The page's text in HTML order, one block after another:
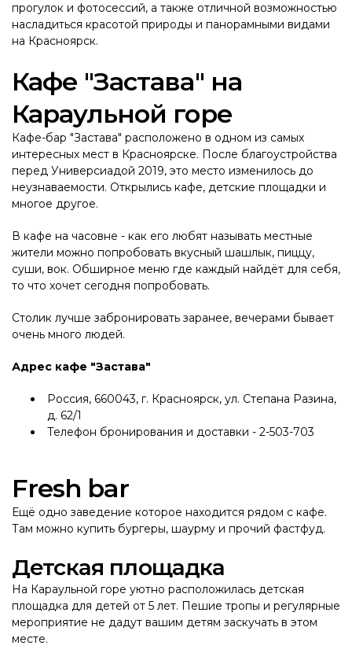
прогулок и фотосессий, а также отличной возможностью
насладиться красотой природы и панорамными видами
на Красноярск.
Кафе "Застава" на
Караульной горе
Кафе-бар "Застава" расположено в одном из самых
интересных мест в Красноярске. После благоустройства
перед Универсиадой 2019, это место изменилось до
неузнаваемости. Открылись кафе, детские площадки и
многое другое.
В кафе на часовне - как его любят называть местные
жители можно попробовать вкусный шашлык, пиццу,
суши, вок. Обширное меню где каждый найдёт для себя,
то что хочет сегодня попробовать.
Столик лучше забронировать заранее, вечерами бывает
очень много людей.
Адрес кафе "Застава"
Россия, 660043, г. Красноярск, ул. Степана Разина,
д. 62/1
Телефон бронирования и доставки - 2-503-703
Fresh bar
Ещё одно заведение которое находится рядом с кафе.
Там можно купить бургеры, шаурму и прочий фастфуд.
Детская площадка
На Караульной горе уютно расположилась детская
площадка для детей от 5 лет. Пешие тропы и регулярные
мероприятие не дадут вашим детям заскучать в этом
месте.